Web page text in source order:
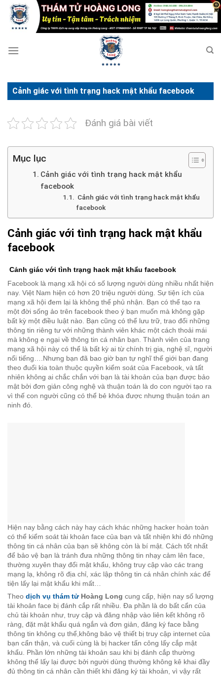
qua
Cảnh giác với tình trạng hack mật khẩu facebook
Đánh giá bài viết
Mục lục
Cảnh giác với tình trạng hack mật khẩu
facebook
Cảnh giác với tình trạng hack mật khẩu
facebook
Cảnh giác với tình trạng hack mật khẩu
facebook
Cảnh giác với tình trạng hack mật khẩu facebook
Facebook là mạng xã hội có số lượng người dùng nhiều nhất hiện
nay. Việt Nam hiện có hơn 20 triệu người dùng. Sự tiện ích của
mạng xã hội đem lại là không thể phủ nhận. Bạn có thể tạo ra
một đời sống ảo trên facebook theo ý bạn muốn mà không gặp
bất kỳ một điều luật nào. Bạn cũng có thể lưu trữ, trao đổi những
thông tin riêng tư với những thành viên khác một cách thoải mái
mà không e ngại về thông tin cá nhân bạn. Thành viên của trang
mạng xã hội này có thể là bất kỳ ai từ chính trị gia, nghệ sĩ, người
nổi tiếng….Nhưng bạn đã bao giờ bạn tự nghĩ thế giới bạn đang
theo đuổi kia toàn thuộc quyền kiểm soát của Facebook, và tất
nhiên không ai chắc chắn với bạn là tài khoản của bạn được bảo
mật bởi đơn giản công nghệ và thuận toán là do con người tạo ra
vì thế con người cũng có thể bẻ khóa được nhưng thuận toán an
ninh đó.
Hiện nay bằng cách này hay cách khác những hacker hoàn toàn
có thể kiểm soát tài khoản face của bạn và tất nhiện khi đó những
thông tin cá nhân của bạn sẽ không còn là bí mật. Cách tốt nhất
để bảo vệ bạn là tránh đưa những thông tin nhạy cảm lên face,
thường xuyên thay đổi mật khẩu, không truy cập vào các trang
mạng lạ, không rõ địa chỉ, xác lập thông tin cá nhân chính xác để
tiện lấy lại mật khẩu khi mất…
Theo dịch vụ thám tửHoàng Long cung cấp, hiện nay số lượng
tài khoản face bị đánh cắp rất nhiều. Đa phần là do bất cẩn của
chủ tài khoản như, truy cập và đăng nhập vào liên kết không rõ
ràng, đặt mật khẩu quá ngắn và đơn giản, đăng ký face bằng
thông tin không cụ thể,không bảo vệ thiết bị truy cập internet của
bạn cẩn thận, và cuối cùng là bị hacker tấn công lấy cắp mật
khẩu. Phần lớn những tài khoản sau khi bị đánh cắp thường
không thể lấy lại được bởi người dùng thường không kê khai đầy
đủ thông tin cá nhân cần thiết khi đăng ký tài khoản, vì vậy rất